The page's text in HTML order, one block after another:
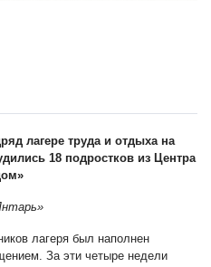
лагере труда и отдыха на
18 подростков из Центра
лагеря был наполнен
За эти четыре недели